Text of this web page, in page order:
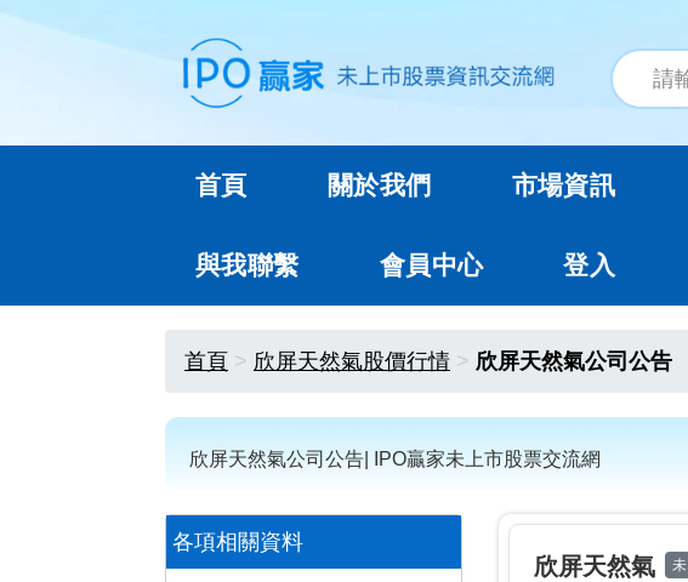
首頁 關於我們 市場資訊
與我聯繫 會員中心 登入
首頁 欣屏天然氣股價行情 欣屏天然氣公司公告
欣屏天然氣公司公告| IPO贏家未上市股票交流網
各項相關資料
欣屏天然氣 未